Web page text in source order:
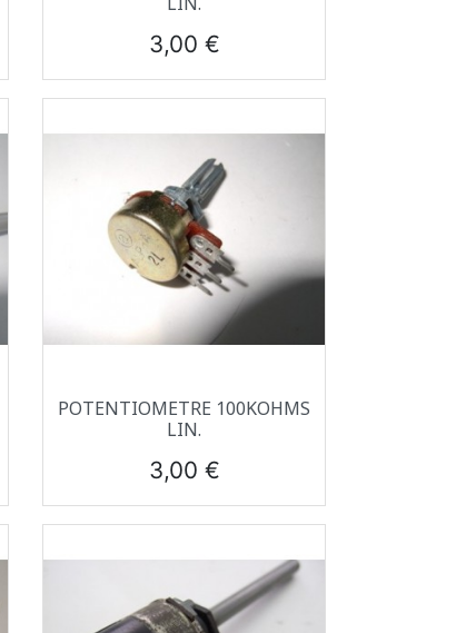
Prix
3,00 €
Aperçu rapide
POTENTIOMETRE 100KOHMS
LIN.
Prix
3,00 €